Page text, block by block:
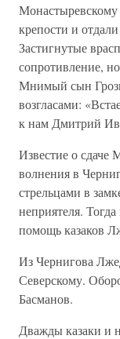
Монастыревскому
крепости и
Застигнутые
сопротивление,
Мнимый сын
возгласами:
к нам Дмитрий
Известие о сдаче
волнения в
стрельцами в
неприятеля.
помощь казаков
Из Чернигова
Северскому.
Басманов.
Дважды казаки и